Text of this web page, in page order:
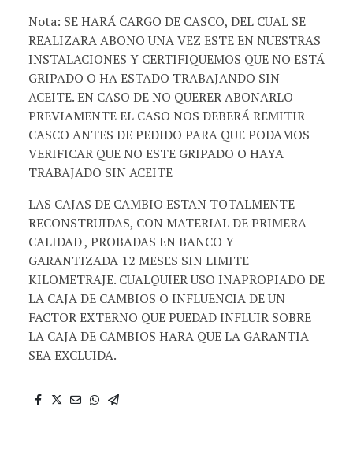
Nota: SE HARÁ CARGO DE CASCO, DEL CUAL SE
REALIZARA ABONO UNA VEZ ESTE EN NUESTRAS
INSTALACIONES Y CERTIFIQUEMOS QUE NO ESTÁ
GRIPADO O HA ESTADO TRABAJANDO SIN
ACEITE. EN CASO DE NO QUERER ABONARLO
PREVIAMENTE EL CASO NOS DEBERÁ REMITIR
CASCO ANTES DE PEDIDO PARA QUE PODAMOS
VERIFICAR QUE NO ESTE GRIPADO O HAYA
TRABAJADO SIN ACEITE
LAS CAJAS DE CAMBIO ESTAN TOTALMENTE
RECONSTRUIDAS, CON MATERIAL DE PRIMERA
CALIDAD , PROBADAS EN BANCO Y
GARANTIZADA 12 MESES SIN LIMITE
KILOMETRAJE. CUALQUIER USO INAPROPIADO DE
LA CAJA DE CAMBIOS O INFLUENCIA DE UN
FACTOR EXTERNO QUE PUEDAD INFLUIR SOBRE
LA CAJA DE CAMBIOS HARA QUE LA GARANTIA
SEA EXCLUIDA.